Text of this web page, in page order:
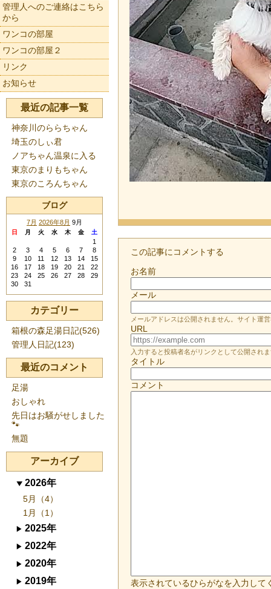
この記事にコメントする
お名前
メール
メールアドレスは公開されません。サイト運
URL
入力すると投稿者名がリンクとして公開され
タイトル
コメント
表示されているひらがなを入力して
管理人へのご連絡はこちら
から
ワンコの部屋
ワンコの部屋２
リンク
お知らせ
最近の記事一覧
神奈川のららちゃん
埼玉のしぃ君
ノアちゃん温泉に入る
東京のまりもちゃん
東京のころんちゃん
ブログ
7月 2026年8月 9月
日 月 火 水 木 金 土
1
2
3 4 5 6 7
8
9
10 11 12 13 14
15
16
17 18 19 20 21
22
23
24 25 26 27 28
29
30
31
カテゴリー
箱根の森足湯日記(526)
管理人日記(123)
最近のコメント
足湯
おしゃれ
先日はお騒がせしました
🐾
無題
アーカイブ
2026年
5月（4）
1月（1）
2025年
2022年
2020年
2019年